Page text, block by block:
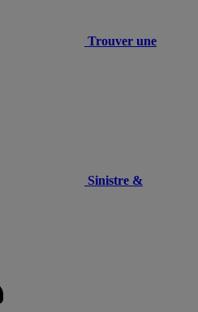
Trouver une
Sinistre &